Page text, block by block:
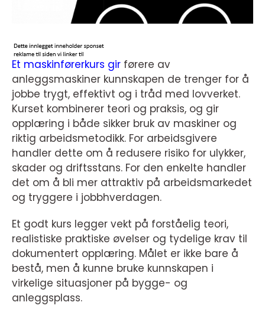
Et maskinførerkurs gir førere av
anleggsmaskiner kunnskapen de trenger for å
jobbe trygt, effektivt og i tråd med lovverket.
Kurset kombinerer teori og praksis, og gir
opplæring i både sikker bruk av maskiner og
riktig arbeidsmetodikk. For arbeidsgivere
handler dette om å redusere risiko for ulykker,
skader og driftsstans. For den enkelte handler
det om å bli mer attraktiv på arbeidsmarkedet
og tryggere i jobbhverdagen.
Et godt kurs legger vekt på forståelig teori,
realistiske praktiske øvelser og tydelige krav til
dokumentert opplæring. Målet er ikke bare å
bestå, men å kunne bruke kunnskapen i
virkelige situasjoner på bygge- og
anleggsplass.